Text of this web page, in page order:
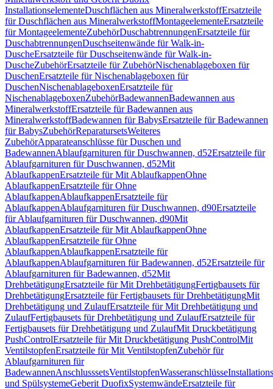
InstallationselementeDuschflächen aus MineralwerkstoffErsatzteile
für Duschflächen aus MineralwerkstoffMontageelementeErsatzteile
für MontageelementeZubehörDuschabtrennungenErsatzteile für
DuschabtrennungenDuschseitenwände für Walk-in-
DuscheErsatzteile für Duschseitenwände für Walk-in-
DuscheZubehörErsatzteile für ZubehörNischenablageboxen für
DuschenErsatzteile für Nischenablageboxen für
DuschenNischenablageboxenErsatzteile für
NischenablageboxenZubehörBadewannenBadewannen aus
MineralwerkstoffErsatzteile für Badewannen aus
MineralwerkstoffBadewannen für BabysErsatzteile für Badewannen
für BabysZubehörReparatursetsWeiteres
ZubehörApparateanschlüsse für Duschen und
BadewannenAblaufgarnituren für Duschwannen, d52Ersatzteile für
Ablaufgarnituren für Duschwannen, d52Mit
AblaufkappenErsatzteile für Mit AblaufkappenOhne
AblaufkappenErsatzteile für Ohne
AblaufkappenAblaufkappenErsatzteile für
AblaufkappenAblaufgarnituren für Duschwannen, d90Ersatzteile
für Ablaufgarnituren für Duschwannen, d90Mit
AblaufkappenErsatzteile für Mit AblaufkappenOhne
AblaufkappenErsatzteile für Ohne
AblaufkappenAblaufkappenErsatzteile für
AblaufkappenAblaufgarnituren für Badewannen, d52Ersatzteile für
Ablaufgarnituren für Badewannen, d52Mit
DrehbetätigungErsatzteile für Mit DrehbetätigungFertigbausets für
DrehbetätigungErsatzteile für Fertigbausets für DrehbetätigungMit
Drehbetätigung und ZulaufErsatzteile für Mit Drehbetätigung und
ZulaufFertigbausets für Drehbetätigung und ZulaufErsatzteile für
Fertigbausets für Drehbetätigung und ZulaufMit Druckbetätigung
PushControlErsatzteile für Mit Druckbetätigung PushControlMit
VentilstopfenErsatzteile für Mit VentilstopfenZubehör für
Ablaufgarnituren für
BadewannenAnschlusssetsVentilstopfenWasseranschlüsse
und SpülsystemeGeberit DuofixSystemwändeErsatzteile für